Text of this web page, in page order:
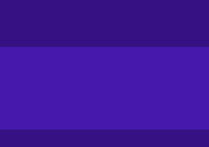
progettato
gestire con attenzione